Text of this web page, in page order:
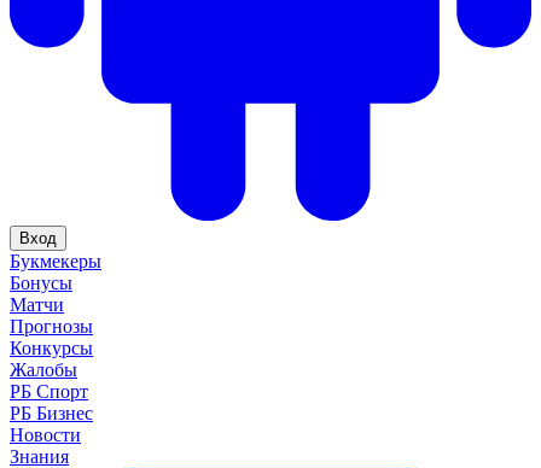
Вход
Букмекеры
Бонусы
Матчи
Прогнозы
Конкурсы
Жалобы
РБ Спорт
РБ Бизнес
Новости
Знания